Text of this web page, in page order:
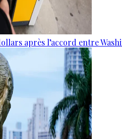
après l’accord entre